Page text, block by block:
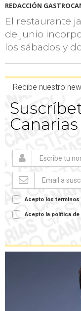
REDACCIÓN
El restaurante
de junio
los sábados y
Recibe nuestro
Canarias
Acepto los terminos
Acepto la política de